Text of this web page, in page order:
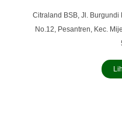
Citraland BSB, Jl. Burgundi
No.12, Pesantren, Kec.